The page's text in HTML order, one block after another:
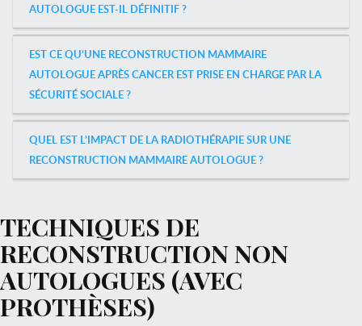
AUTOLOGUE EST-IL DÉFINITIF ?
EST CE QU’UNE RECONSTRUCTION MAMMAIRE
AUTOLOGUE APRÈS CANCER EST PRISE EN CHARGE PAR LA
SÉCURITÉ SOCIALE ?
QUEL EST L’IMPACT DE LA RADIOTHÉRAPIE SUR UNE
RECONSTRUCTION MAMMAIRE AUTOLOGUE ?
TECHNIQUES DE
RECONSTRUCTION NON
AUTOLOGUES (AVEC
PROTHÈSES)